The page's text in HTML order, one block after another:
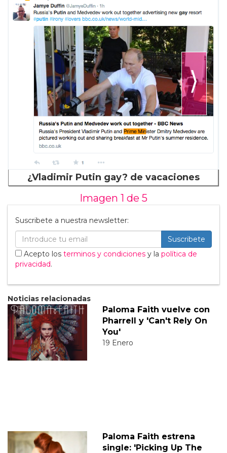
⟩
¿Vladimir Putin gay? de vacaciones
Imagen 1 de 5
Suscribete a nuestra newsletter:
Suscribete
Acepto los terminos y condiciones y la política de
privacidad.
Noticias relacionadas
Paloma Faith vuelve con
Pharrell y 'Can't Rely On
You'
19 Enero
Paloma Faith estrena
single: 'Picking Up The